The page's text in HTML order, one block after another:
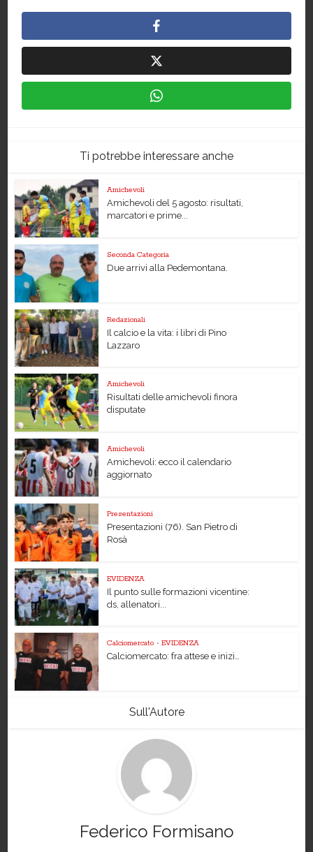
Ti potrebbe interessare anche
Amichevoli
Amichevoli del 5 agosto: risultati,
marcatori e prime...
Seconda Categoria
Due arrivi alla Pedemontana.
Redazionali
Il calcio e la vita: i libri di Pino
Lazzaro
Amichevoli
Risultati delle amichevoli finora
disputate
Amichevoli
Amichevoli: ecco il calendario
aggiornato
Presentazioni
Presentazioni (76). San Pietro di
Rosà
EVIDENZA
Il punto sulle formazioni vicentine:
ds, allenatori...
Calciomercato • EVIDENZA
Calciomercato: fra attese e inizi…
Sull'Autore
Federico Formisano